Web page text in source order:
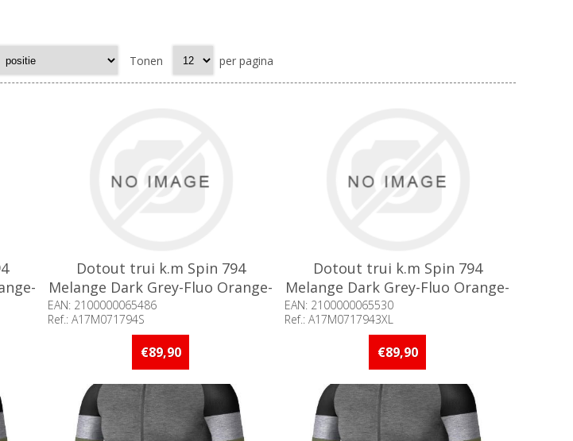
Tonen per pagina
Dotout trui k.m Spin 794
Melange Dark Grey-Fluo Orange-
China Blue / S°
EAN: 2100000065486
Ref.: A17M071794S
Beschikbaarheid:: Minder dan 5 stuks
€89,90
Dotout trui k.m Spin 794
Melange Dark Grey-Fluo Orange-
China Blue / XXXL°
EAN: 2100000065530
Ref.: A17M0717943XL
Beschikbaarheid:: Minder dan 5 stuks
€89,90